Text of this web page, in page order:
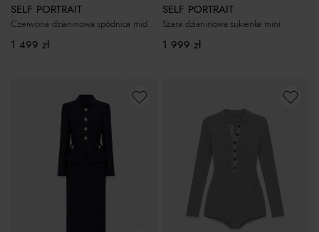
SELF PORTRAIT
Czerwona dzianinowa spódnica midi w kratkę
1 499 zł
SELF PORTRAIT
Szara dzianinowa sukienka mini
1 999 zł